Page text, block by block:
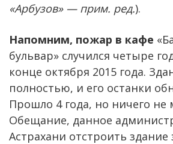
«Арбузов» — прим. ред.).
Напомним, пожар в кафе
бульвар» случился четыре
конце октября 2015 года.
полностью, и его останки
Прошло 4 года, но ничего не
Обещание, данное
Астрахани отстроить здание